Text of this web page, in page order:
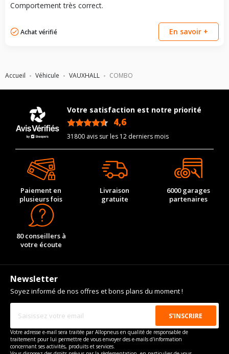
Accueil Véhicule VAUXHALL COMBO
Comportement très correct.
Achat vérifié En savoir +
Votre satisfaction est notre priorité
4,6
31800 avis sur les 12 derniers mois
Paiement en
plusieurs fois
Livraison
gratuite
6000 garages
partenaires
80 conseillers à
votre écoute
Newsletter
Soyez informé de nos offres et bons plans du moment !
Votre adresse e-mail sera traitée par Allopneus en qualité de responsable de
traitement pour lui permettre de vous envoyer des e-mails d'information
concernant ses activités, produits et services.